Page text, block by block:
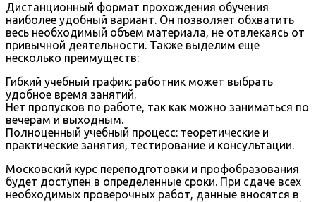
Дистанционный формат прохождения обучения
наиболее удобный вариант. Он позволяет обхватить
весь необходимый объем материала, не отвлекаясь от
привычной деятельности. Также выделим еще
несколько преимуществ:
Гибкий учебный график: работник может выбрать
удобное время занятий.
Нет пропусков по работе, так как можно заниматься по
вечерам и выходным.
Полноценный учебный процесс: теоретические и
практические занятия, тестирование и консультации.
Московский курс переподготовки и профобразования
будет доступен в определенные сроки. При сдаче всех
необходимых проверочных работ, данные вносятся в